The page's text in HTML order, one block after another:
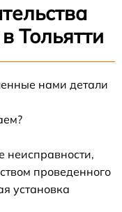
Тольятти
нами детали
неисправности,
проведенного
установка